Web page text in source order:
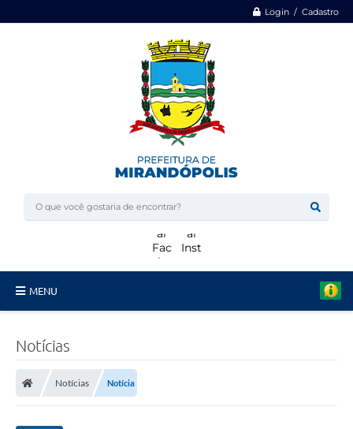
Login / Cadastro
MENU
Licitações
Notícias
Notícias Notícia